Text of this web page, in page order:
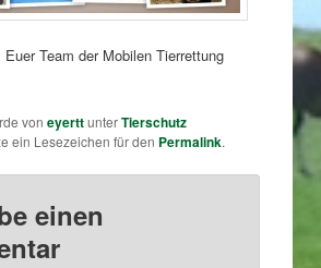
Team der Mobilen Tierrettung
voneyerttunterTierschutz
ein Lesezeichen für den Permalink.
einen